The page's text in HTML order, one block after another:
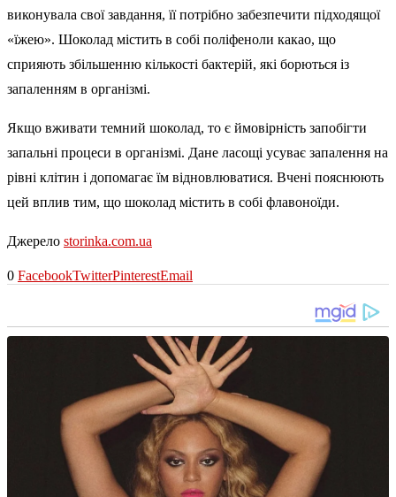
виконувала свої завдання, її потрібно забезпечити підходящої
«їжею». Шоколад містить в собі поліфеноли какао, що
сприяють збільшенню кількості бактерій, які борються із
запаленням в організмі.
Якщо вживати темний шоколад, то є ймовірність запобігти
запальні процеси в організмі. Дане ласощі усуває запалення на
рівні клітин і допомагає їм відновлюватися. Вчені пояснюють
цей вплив тим, що шоколад містить в собі флавоноїди.
Джерело storinka.com.ua
0 FacebookTwitterPinterestEmail